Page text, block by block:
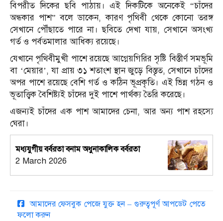
বিপরীত দিকের ছবি পাঠায়। এই দিকটিকে অনেকেই “চাঁদের
অন্ধকার পাশ” বলে ডাকেন, কারণ পৃথিবী থেকে কোনো তরঙ্গ
সেখানে পৌঁছাতে পারে না। ছবিতে দেখা যায়, সেখানে অসংখ্য
গর্ত ও পর্বতমালার আধিক্য রয়েছে।
যেখানে পৃথিবীমুখী পাশে রয়েছে আগ্নেয়গিরির সৃষ্টি বিস্তীর্ণ সমভূমি
বা ‘মেয়ার’, যা প্রায় ৩১ শতাংশ স্থান জুড়ে বিস্তৃত, সেখানে চাঁদের
অপর পাশে রয়েছে বেশি গর্ত ও কঠিন ভূপ্রকৃতি। এই ভিন্ন গঠন ও
ভূতাত্ত্বিক বৈশিষ্ট্যই চাঁদের দুই পাশে পার্থক্য তৈরি করেছে।
এজন্যই চাঁদের এক পাশ আমাদের চেনা, আর অন্য পাশ রহস্যে
ঘেরা।
মধ্যযুগীয় বর্বরতা বনাম অধুনাকালিক বর্বরতা
2 March 2026
আমাদের ফেসবুক পেজে যুক্ত হন – গুরুত্বপূর্ণ আপডেট পেতে
ফলো করুন